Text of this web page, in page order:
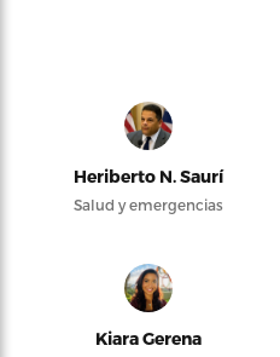
Heriberto N. Saurí
Salud y emergencias
Kiara Gerena